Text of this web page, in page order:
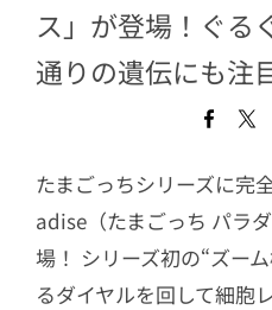
ス」が登場！ぐる
通りの遺伝にも注
たまごっちシリーズに完
adise（たまごっち パラ
場！ シリーズ初の“ズー
るダイヤルを回して細胞